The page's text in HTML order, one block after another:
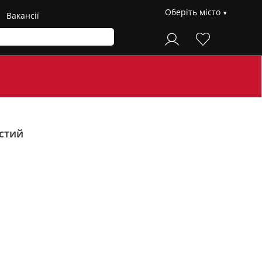
Вакансії Оберіть місто